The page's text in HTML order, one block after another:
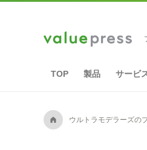
TOP 製品 サービ
A ウルトラモデラーズの